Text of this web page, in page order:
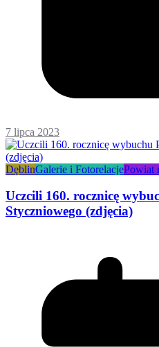
7 lipca 2023
DęblinGalerie i FotorelacjePowiat
Uczcili 160. rocznicę
Styczniowego (zdjęcia)